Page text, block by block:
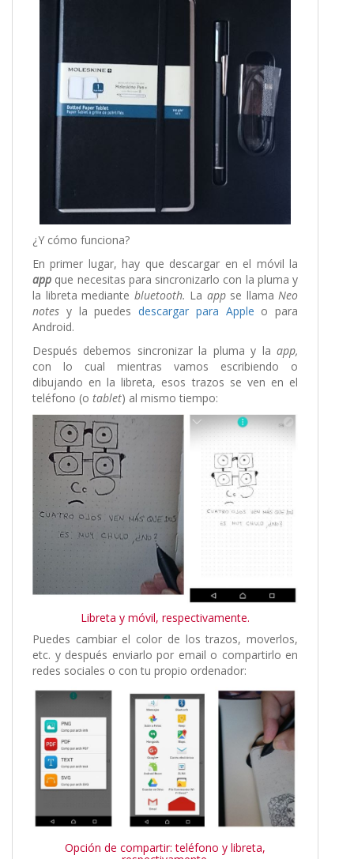
¿Y cómo funciona?
En primer lugar, hay que descargar en el móvil la
app que necesitas para sincronizarlo con la pluma y
la libreta mediante bluetooth. La appse llama Neo
notes y la puedes descargar para Apple o para
Android.
Después debemos sincronizar la pluma y la app,
con lo cual mientras vamos escribiendo o
dibujando en la libreta, esos trazos se ven en el
teléfono (o tablet) al mismo tiempo:
Libreta y móvil, respectivamente.
Puedes cambiar el color de los trazos, moverlos,
etc. y después enviarlo por email o compartirlo en
redes sociales o con tu propio ordenador:
Opción de compartir: teléfono y libreta,